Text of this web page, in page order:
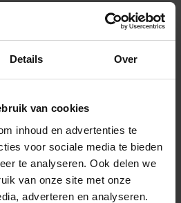
Details Over
van cookies
inhoud en advertenties te
voor sociale media te bieden
te analyseren. Ook delen we
van onze site met onze
adverteren en analyseren.